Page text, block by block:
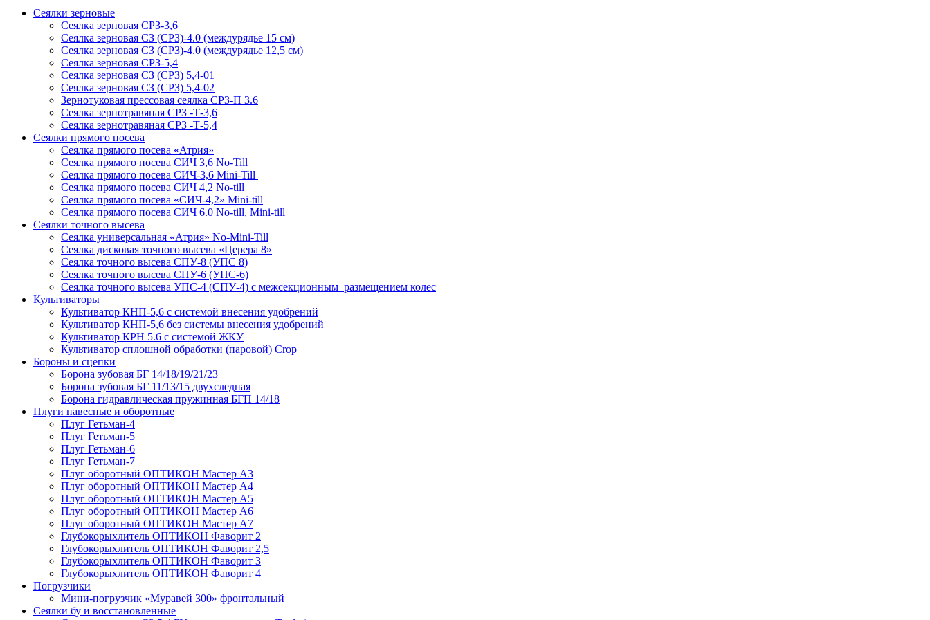
Сеялки зерновые
Сеялка зерновая СРЗ-3,6
Сеялка зерновая СЗ (СРЗ)-4.0 (междурядье 15 см)
Сеялка зерновая СЗ (СРЗ)-4.0 (междурядье 12,5 см)
Сеялка зерновая СРЗ-5,4
Сеялка зерновая СЗ (СРЗ) 5,4-01
Сеялка зерновая СЗ (СРЗ) 5,4-02
Зернотуковая прессовая сеялка СРЗ-П 3.6
Сеялка зернотравяная СРЗ -Т-3,6
Сеялка зернотравяная СРЗ -Т-5,4
Сеялки прямого посева
Сеялка прямого посева «Атрия»
Сеялка прямого посева СИЧ 3,6 No-Till
Сеялка прямого посева СИЧ-3,6 Mini-Till
Сеялка прямого посева СИЧ 4,2 No-till
Сеялка прямого посева «СИЧ-4,2» Mini-till
Сеялка прямого посева СИЧ 6.0 No-till, Mini-till
Сеялки точного высева
Сеялка универсальная «Атрия» No-Mini-Till
Сеялка дисковая точного высева «Церера 8»
Сеялка точного высева СПУ-8 (УПС 8)
Сеялка точного высева СПУ-6 (УПС-6)
Сеялка точного высева УПС-4 (СПУ-4) с межсекционным размещением колес
Культиваторы
Культиватор КНП-5,6 с системой внесения удобрений
Культиватор КНП-5,6 без системы внесения удобрений
Культиватор КРН 5.6 с системой ЖКУ
Культиватор сплошной обработки (паровой) Crop
Бороны и сцепки
Борона зубовая БГ 14/18/19/21/23
Борона зубовая БГ 11/13/15 двухследная
Борона гидравлическая пружинная БГП 14/18
Плуги навесные и оборотные
Плуг Гетьман-4
Плуг Гетьман-5
Плуг Гетьман-6
Плуг Гетьман-7
Плуг оборотный ОПТИКОН Мастер А3
Плуг оборотный ОПТИКОН Мастер А4
Плуг оборотный ОПТИКОН Мастер А5
Плуг оборотный ОПТИКОН Мастер А6
Плуг оборотный ОПТИКОН Мастер А7
Глубокорыхлитель ОПТИКОН Фаворит 2
Глубокорыхлитель ОПТИКОН Фаворит 2,5
Глубокорыхлитель ОПТИКОН Фаворит 3
Глубокорыхлитель ОПТИКОН Фаворит 4
Погрузчики
Мини-погрузчик «Муравей 300» фронтальный
Сеялки бу и восстановленные